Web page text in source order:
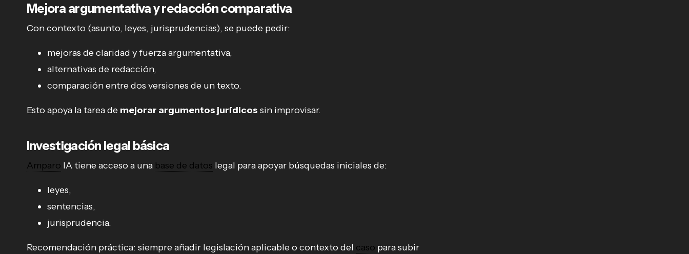
Mejora argumentativa y redacción comparativa
Con contexto (asunto, leyes, jurisprudencias), se puede pedir:
mejoras de claridad y fuerza argumentativa,
alternativas de redacción,
comparación entre dos versiones de un texto.
Esto apoya la tarea de mejorar argumentos jurídicos sin improvisar.
Investigación legal básica
Amparo IA tiene acceso a una base de datos legal para apoyar búsquedas iniciales de:
leyes,
sentencias,
jurisprudencia.
Recomendación práctica: siempre añadir legislación aplicable o contexto del caso para subir